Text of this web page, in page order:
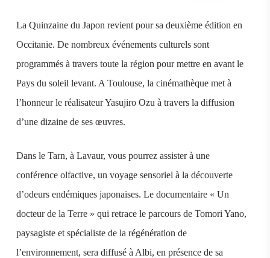
La Quinzaine du Japon revient pour sa deuxième édition en
Occitanie. De nombreux événements culturels sont
programmés à travers toute la région pour mettre en avant le
Pays du soleil levant. A Toulouse, la cinémathèque met à
l’honneur le réalisateur Yasujiro Ozu à travers la diffusion
d’une dizaine de ses œuvres.
Dans le Tarn, à Lavaur, vous pourrez assister à une
conférence olfactive, un voyage sensoriel à la découverte
d’odeurs endémiques japonaises. Le documentaire « Un
docteur de la Terre » qui retrace le parcours de Tomori Yano,
paysagiste et spécialiste de la régénération de
l’environnement, sera diffusé à Albi, en présence de sa